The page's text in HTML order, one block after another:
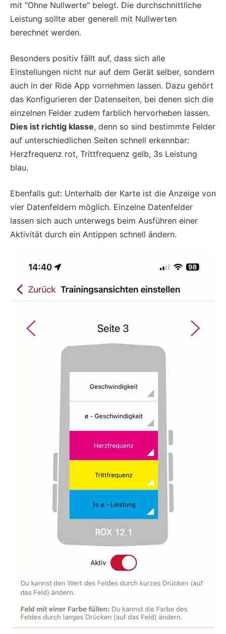
mit "Ohne Nullwerte" belegt. Die durchschnittliche
Leistung sollte aber generell mit Nullwerten
berechnet werden.
Besonders positiv fällt auf, dass sich alle
Einstellungen nicht nur auf dem Gerät selber, sondern
auch in der Ride App vornehmen lassen. Dazu gehört
das Konfigurieren der Datenseiten, bei denen sich die
einzelnen Felder zudem farblich hervorheben lassen.
Dies ist richtig klasse, denn so sind bestimmte Felder
auf unterschiedlichen Seiten schnell erkennbar:
Herzfrequenz rot, Trittfrequenz gelb, 3s Leistung
blau.
Ebenfalls gut: Unterhalb der Karte ist die Anzeige von
vier Datenfeldern möglich. Einzelne Datenfelder
lassen sich auch unterwegs beim Ausführen einer
Aktivität durch ein Antippen schnell ändern.